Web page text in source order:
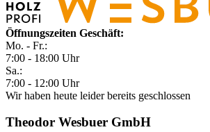
Öffnungszeiten Geschäft:
Mo. - Fr.:
7:00 - 18:00 Uhr
Sa.:
7:00 - 12:00 Uhr
Wir haben heute leider bereits geschlossen
Theodor Wesbuer GmbH